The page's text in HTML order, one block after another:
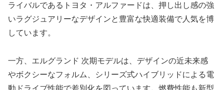
ライバルであるトヨタ・アルファードは、押し出し感の強
いラグジュアリーなデザインと豊富な快適装備で人気を博
しています。
一方、エルグランド 次期モデルは、デザインの近未来感
やボクシーなフォルム、シリーズ式ハイブリッドによる電
動ドライブ性能で差別化を図っています。燃費性能も新型